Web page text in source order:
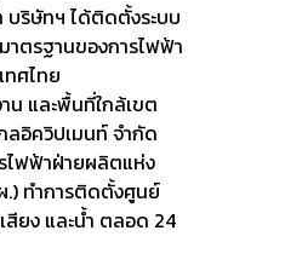
ริษัทฯ ได้ติดตั้งระบบ
าตรฐานของการไฟฟ้า
ทศไทย
น และพื้นที่ใกล้เขต
อิควิปเมนท์ จำกัด
ไฟฟ้าฝ่ายผลิตแห่ง
.) ทำการติดตั้งศูนย์
ยง และน้ำ ตลอด 24